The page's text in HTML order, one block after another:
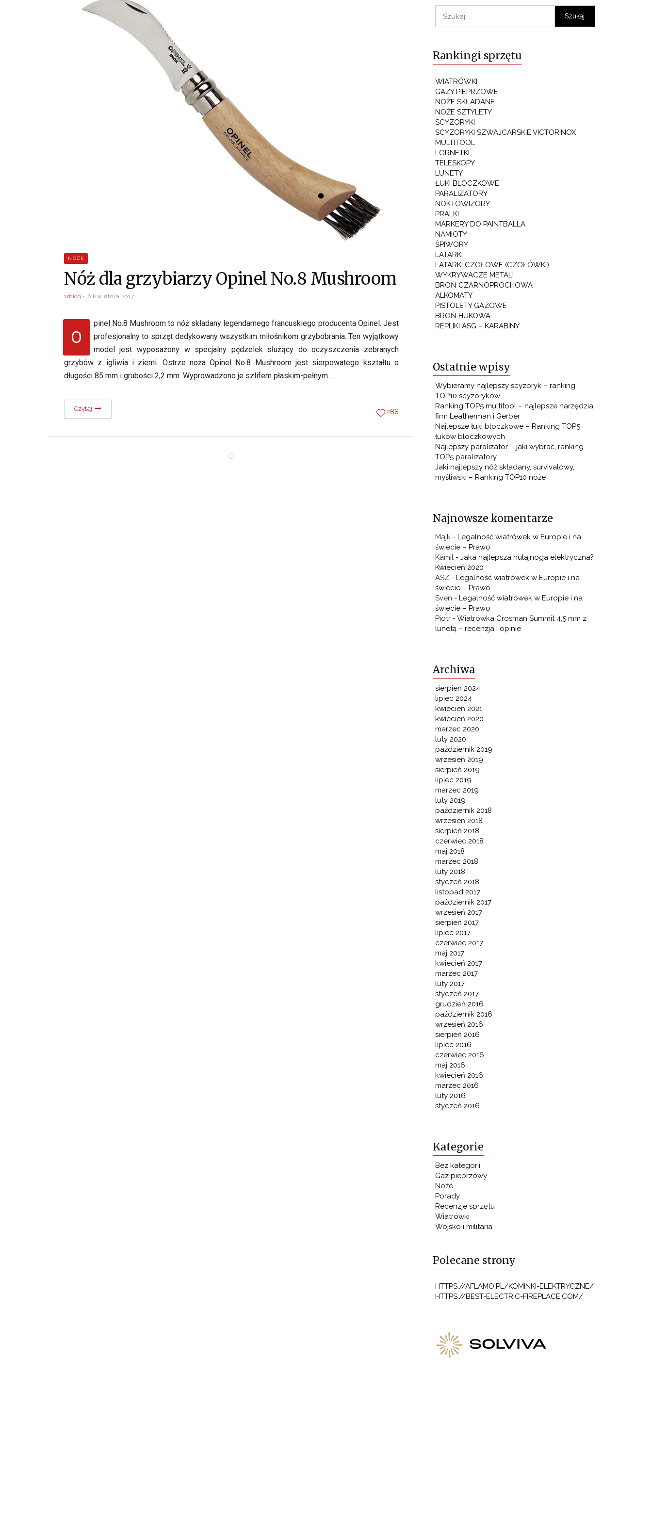
NOŻE
Nóż dla grzybiarzy Opinel No.8 Mushroom
1rblog 6 Kwietnia 2017
O
pinel No.8 Mushroom to nóż składany legendarnego francuskiego producenta Opinel. Jest
profesjonalny to sprzęt dedykowany wszystkim miłośnikom grzybobrania. Ten wyjątkowy
model jest wyposażony w specjalny pędzelek służący do oczyszczenia zebranych
grzybów z igliwia i ziemi. Ostrze noża Opinel No.8 Mushroom jest sierpowatego kształtu o
długości 85 mm i grubości 2,2 mm. Wyprowadzono je szlifem płaskim-pełnym.…
Czytaj 288
Rankingi sprzętu
WIATRÓWKI
GAZY PIEPRZOWE
NOŻE SKŁADANE
NOŻE SZTYLETY
SCYZORYKI
SCYZORYKI SZWAJCARSKIE VICTORINOX
MULTITOOL
LORNETKI
TELESKOPY
LUNETY
ŁUKI BLOCZKOWE
PARALIZATORY
NOKTOWIZORY
PRALKI
MARKERY DO PAINTBALLA
NAMIOTY
ŚPIWORY
LATARKI
LATARKI CZOŁOWE (CZOŁÓWKI)
WYKRYWACZE METALI
BROŃ CZARNOPROCHOWA
ALKOMATY
PISTOLETY GAZOWE
BROŃ HUKOWA
REPLIKI ASG – KARABINY
Ostatnie wpisy
Wybieramy najlepszy scyzoryk – ranking
TOP10 scyzoryków
Ranking TOP5 multitool – najlepsze narzędzia
firm Leatherman i Gerber
Najlepsze łuki bloczkowe – Ranking TOP5
łuków bloczkowych
Najlepszy paralizator – jaki wybrać, ranking
TOP5 paralizatory
Jaki najlepszy nóż składany, survivalowy,
myśliwski – Ranking TOP10 noże
Najnowsze komentarze
Majk - Legalność wiatrówek w Europie i na
świecie – Prawo
Kamil - Jaka najlepsza hulajnoga elektryczna?
Kwiecień 2020
ASZ - Legalność wiatrówek w Europie i na
świecie – Prawo
Sven - Legalność wiatrówek w Europie i na
świecie – Prawo
Piotr -Wiatrówka Crosman Summit 4,5 mm z
lunetą – recenzja i opinie
Archiwa
sierpień 2024
lipiec 2024
kwiecień 2021
kwiecień 2020
marzec 2020
luty 2020
październik 2019
wrzesień 2019
sierpień 2019
lipiec 2019
marzec 2019
luty 2019
październik 2018
wrzesień 2018
sierpień 2018
czerwiec 2018
maj 2018
marzec 2018
luty 2018
styczeń 2018
listopad 2017
październik 2017
wrzesień 2017
sierpień 2017
lipiec 2017
czerwiec 2017
maj 2017
kwiecień 2017
marzec 2017
luty 2017
styczeń 2017
grudzień 2016
październik 2016
wrzesień 2016
sierpień 2016
lipiec 2016
czerwiec 2016
maj 2016
kwiecień 2016
marzec 2016
luty 2016
styczeń 2016
Kategorie
Bez kategorii
Gaz pieprzowy
Noże
Porady
Recenzje sprzętu
Wiatrówki
Wojsko i militaria
Polecane strony
HTTPS://AFLAMO.PL/KOMINKI-ELEKTRYCZNE/
HTTPS://BEST-ELECTRIC-FIREPLACE.COM/